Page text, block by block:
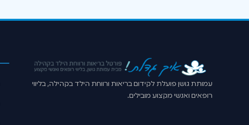
עמותת גושן פועלת לקידום בריאות ורווחת הילד בקהילה, בליווי
רופאים ואנשי מקצוע מובילים.